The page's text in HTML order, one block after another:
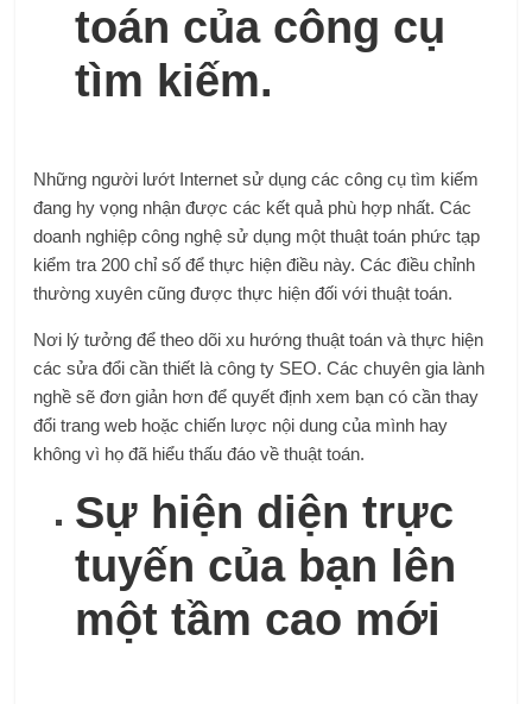
toán của công cụ
tìm kiếm.
Những người lướt Internet sử dụng các công cụ tìm kiếm
đang hy vọng nhận được các kết quả phù hợp nhất. Các
doanh nghiệp công nghệ sử dụng một thuật toán phức tạp
kiểm tra 200 chỉ số để thực hiện điều này. Các điều chỉnh
thường xuyên cũng được thực hiện đối với thuật toán.
Nơi lý tưởng để theo dõi xu hướng thuật toán và thực hiện
các sửa đổi cần thiết là công ty SEO. Các chuyên gia lành
nghề sẽ đơn giản hơn để quyết định xem bạn có cần thay
đổi trang web hoặc chiến lược nội dung của mình hay
không vì họ đã hiểu thấu đáo về thuật toán.
Sự hiện diện trực
tuyến của bạn lên
một tầm cao mới